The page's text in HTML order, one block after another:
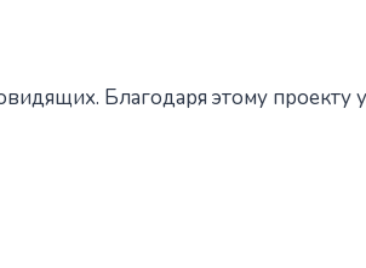
Благодаря этому проекту